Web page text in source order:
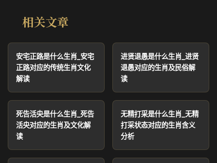
相关文章
安宅正路是什么生肖_安宅
正路对应的传统生肖文化
解读
进贤退愚是什么生肖_进贤
退愚对应的生肖及民俗解
读
死告活央是什么生肖_死告
活央对应的生肖及文化解
读
无精打采是什么生肖_无精
打采状态对应的生肖含义
分析